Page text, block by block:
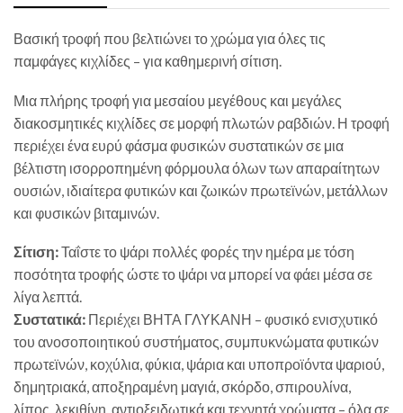
Βασική τροφή που βελτιώνει το χρώμα για όλες τις
παμφάγες κιχλίδες – για καθημερινή σίτιση.
Μια πλήρης τροφή για μεσαίου μεγέθους και μεγάλες
διακοσμητικές κιχλίδες σε μορφή πλωτών ραβδιών. Η τροφή
περιέχει ένα ευρύ φάσμα φυσικών συστατικών σε μια
βέλτιστη ισορροπημένη φόρμουλα όλων των απαραίτητων
ουσιών, ιδιαίτερα φυτικών και ζωικών πρωτεϊνών, μετάλλων
και φυσικών βιταμινών.
Σίτιση:Ταΐστε το ψάρι πολλές φορές την ημέρα με τόση
ποσότητα τροφής ώστε το ψάρι να μπορεί να φάει μέσα σε
λίγα λεπτά.
Συστατικά: Περιέχει ΒΗΤΑ ΓΛΥΚΑΝΗ – φυσικό ενισχυτικό
του ανοσοποιητικού συστήματος, συμπυκνώματα φυτικών
πρωτεϊνών, κοχύλια, φύκια, ψάρια και υποπροϊόντα ψαριού,
δημητριακά, αποξηραμένη μαγιά, σκόρδο, σπιρουλίνα,
λίπος, λεκιθίνη, αντιοξειδωτικά και τεχνητά χρώματα – όλα σε